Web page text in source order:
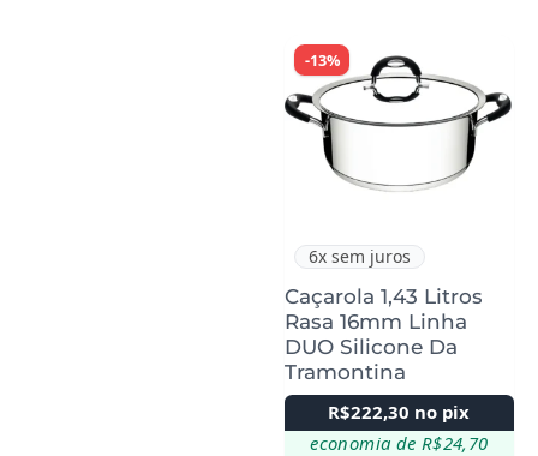
-13%
6x sem juros
Caçarola 1,43 Litros
Rasa 16mm Linha
DUO Silicone Da
Tramontina
R$222,30 no pix
economia de R$24,70